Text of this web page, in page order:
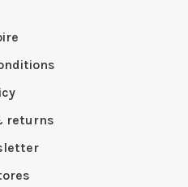
returns